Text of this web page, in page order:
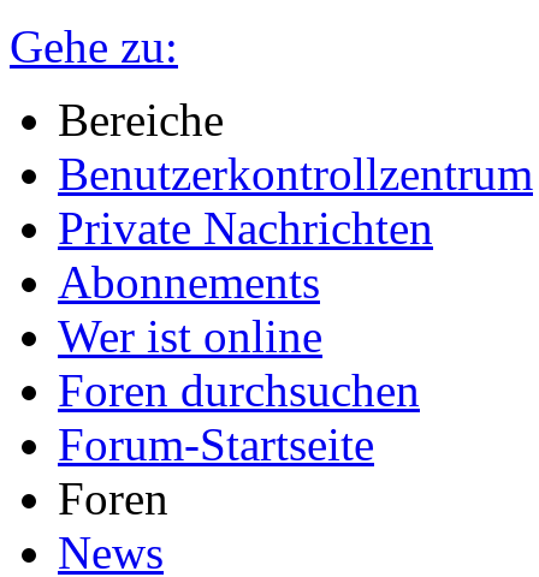
Gehe zu:
Bereiche
Benutzerkontrollzentrum
Private Nachrichten
Abonnements
Wer ist online
Foren durchsuchen
Forum-Startseite
Foren
News